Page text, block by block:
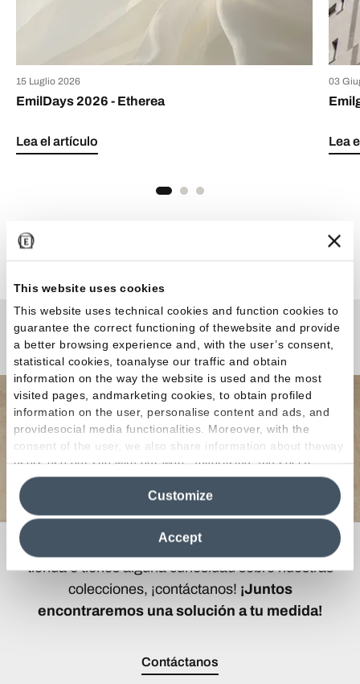
This website uses cookies
This website uses technical cookies and function cookies to
guarantee the correct functioning of thewebsite and provide
a better browsing experience and, with the user’s consent,
statistical cookies, toanalyse our traffic and obtain
information on the way the website is used and the most
visited pages, andmarketing cookies, to obtain profiled
information on the user, personalise content and ads, and
providesocial media functionalities. Moreover, with the
consent of the user, we also share information about theway
users use our site with our web, advertising and social
media analytics partners, who may combine itwith other
information in their possession. By closing this banner,
clicking on "Reject", it will be possible tocontinue browsing
the site after installing only technical cookies. For more
information see the
Cookie Policy
Accept
Customize
15 Luglio 2026
EmilDays 2026 - Etherea
Lea el artículo
03
Lea
¿Curiosidades o Preguntas?
Si buscas el revestimiento ideal para tu hogar o
tienda o tienes alguna curiosidad sobre nuestras
colecciones, ¡contáctanos! ¡Juntos
encontraremos una solución a tu medida!
Contáctanos